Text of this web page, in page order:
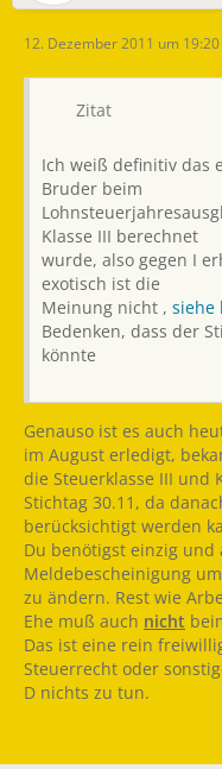
12. Dezember 2011 um 19:20
Zitat
Ich weiß definitiv das
Bruder beim
Klasse III berechnet
wurde, also gegen I
exotisch ist die
Meinung nicht , siehe
Bedenken, dass der
könnte
Genauso ist es auch
im August erledigt,
die Steuerklasse III und
Stichtag 30.11, da
berücksichtigt werden
Du benötigst einzig
Meldebescheinigung
zu ändern. Rest wie
Ehe muß auch nicht
Das ist eine rein
Steuerrecht oder
D nichts zu tun.